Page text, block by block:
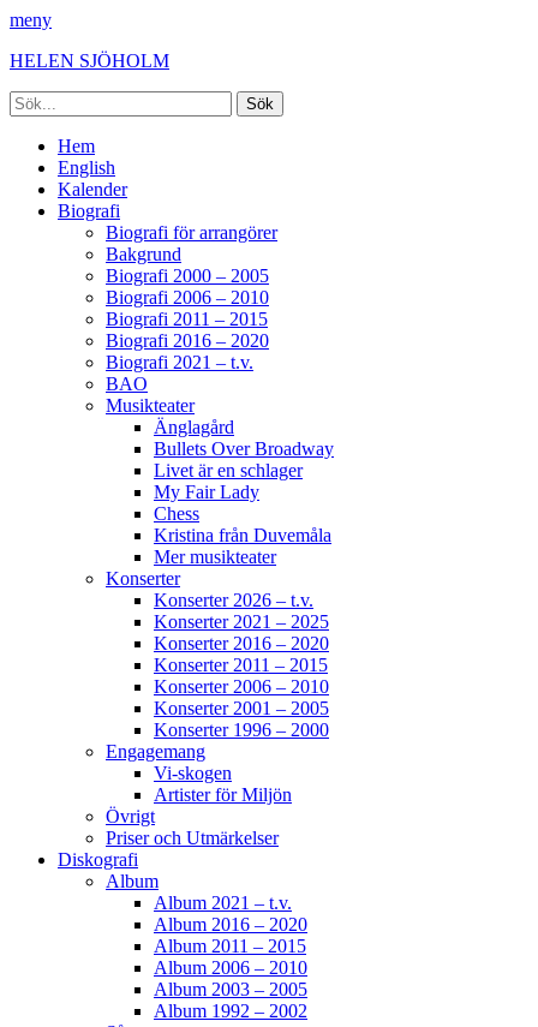
meny
HELEN SJÖHOLM
Sök
efter:
[label]
Primär
meny
Hoppa
innehåll
Hem
English
Kalender
Biografi
Biografi för arrangörer
Bakgrund
Biografi 2000 – 2005
Biografi 2006 – 2010
Biografi 2011 – 2015
Biografi 2016 – 2020
Biografi 2021 – t.v.
BAO
Musikteater
Änglagård
Bullets Over Broadway
Livet är en schlager
My Fair Lady
Chess
Kristina från Duvemåla
Mer musikteater
Konserter
Konserter 2026 – t.v.
Konserter 2021 – 2025
Konserter 2016 – 2020
Konserter 2011 – 2015
Konserter 2006 – 2010
Konserter 2001 – 2005
Konserter 1996 – 2000
Engagemang
Vi-skogen
Artister för Miljön
Övrigt
Priser och Utmärkelser
Diskografi
Album
Album 2021 – t.v.
Album 2016 – 2020
Album 2011 – 2015
Album 2006 – 2010
Album 2003 – 2005
Album 1992 – 2002